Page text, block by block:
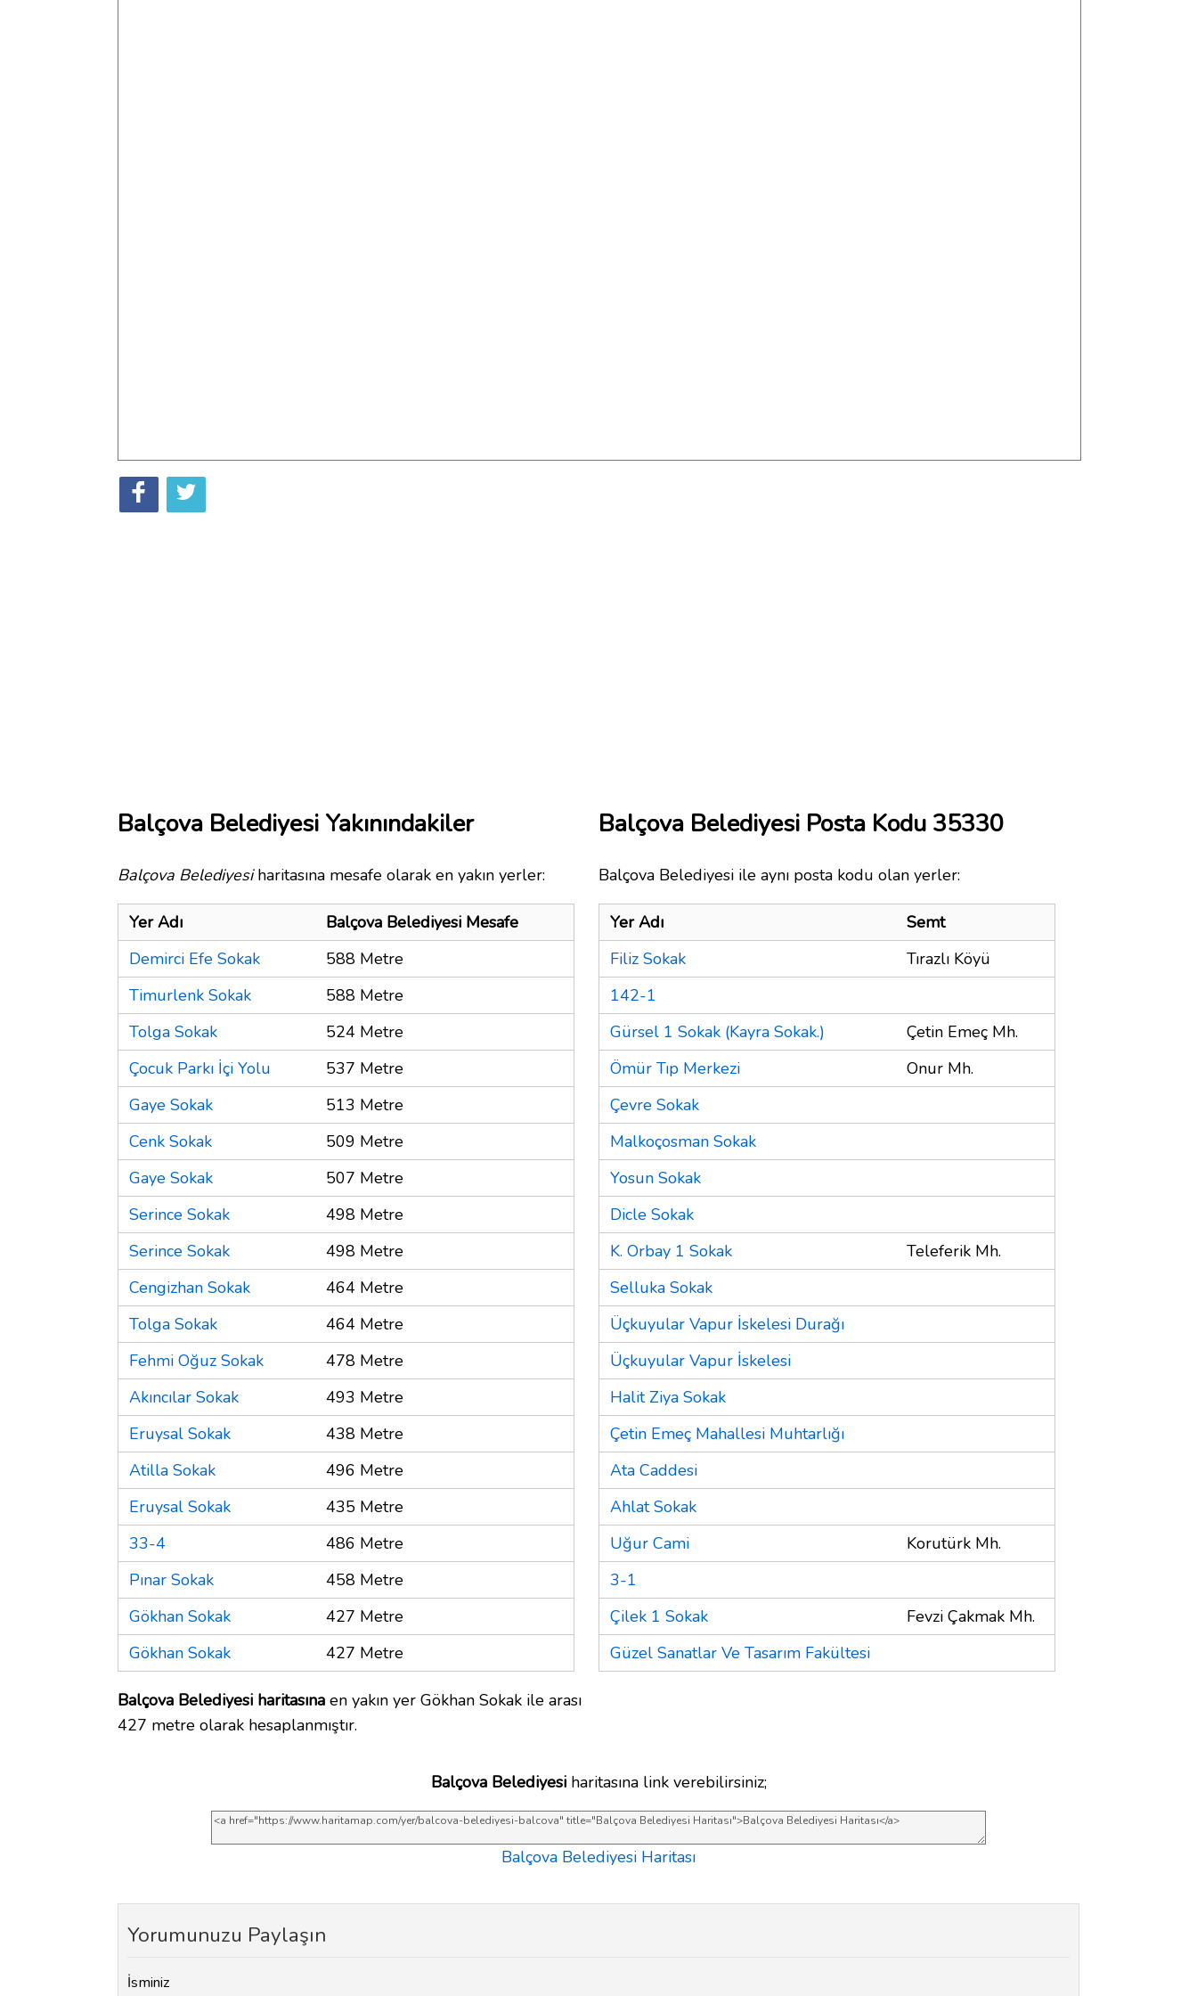
Balçova Belediyesi Yakınındakiler
Balçova Belediyesiharitasına mesafe olarak en yakın yerler:
Yer Adı
Balçova Belediyesi Mesafe
Demirci Efe Sokak
588 Metre
Timurlenk Sokak
588 Metre
Tolga Sokak
524 Metre
Çocuk Parkı İçi Yolu
537 Metre
Gaye Sokak
513 Metre
Cenk Sokak
509 Metre
Gaye Sokak
507 Metre
Serince Sokak
498 Metre
Serince Sokak
498 Metre
Cengizhan Sokak
464 Metre
Tolga Sokak
464 Metre
Fehmi Oğuz Sokak
478 Metre
Akıncılar Sokak
493 Metre
Eruysal Sokak
438 Metre
Atilla Sokak
496 Metre
Eruysal Sokak
435 Metre
33-4
486 Metre
Pınar Sokak
458 Metre
Gökhan Sokak
427 Metre
Gökhan Sokak
427 Metre
Balçova Belediyesi haritasına en yakın yer Gökhan Sokak ile arası
427 metre olarak hesaplanmıştır.
Balçova Belediyesi Posta Kodu 35330
Balçova Belediyesi ile aynı posta kodu olan yerler:
Yer Adı
Semt
Filiz Sokak
Tırazlı Köyü
142-1
Gürsel 1 Sokak (Kayra Sokak.)
Çetin Emeç Mh.
Ömür Tıp Merkezi
Onur Mh.
Çevre Sokak
Malkoçosman Sokak
Yosun Sokak
Dicle Sokak
K. Orbay 1 Sokak
Teleferik Mh.
Selluka Sokak
Üçkuyular Vapur İskelesi Durağı
Üçkuyular Vapur İskelesi
Halit Ziya Sokak
Çetin Emeç Mahallesi Muhtarlığı
Ata Caddesi
Ahlat Sokak
Uğur Cami
Korutürk Mh.
3-1
Çilek 1 Sokak
Fevzi Çakmak Mh.
Güzel Sanatlar Ve Tasarım Fakültesi
Balçova Belediyesiharitasına link verebilirsiniz;
Balçova Belediyesi Haritası
Yorumunuzu Paylaşın
İsminiz